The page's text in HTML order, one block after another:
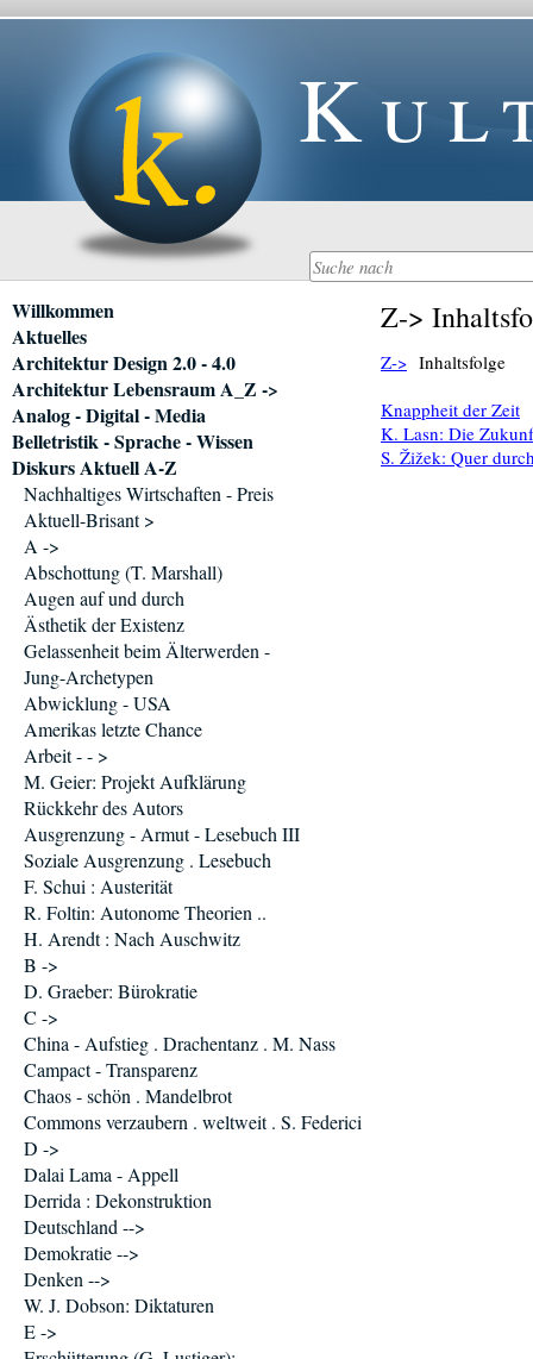
Z->
Z-> Inhaltsfolge
Knappheit der Zeit
K. Lasn: Die
S. Žižek: Quer
Navigation
überspringen
Willkommen
Aktuelles
Architektur Design 2.0 - 4.0
Architektur Lebensraum A_Z ->
Analog - Digital - Media
Belletristik - Sprache - Wissen
Diskurs Aktuell A-Z
Nachhaltiges Wirtschaften - Preis
Aktuell-Brisant >
A ->
Abschottung (T. Marshall)
Augen auf und durch
Ästhetik der Existenz
Gelassenheit beim Älterwerden -
Jung-Archetypen
Abwicklung - USA
Amerikas letzte Chance
Arbeit - - >
M. Geier: Projekt Aufklärung
Rückkehr des Autors
Ausgrenzung - Armut - Lesebuch III
Soziale Ausgrenzung . Lesebuch
F. Schui : Austerität
R. Foltin: Autonome Theorien ..
H. Arendt : Nach Auschwitz
B ->
D. Graeber: Bürokratie
C ->
China - Aufstieg . Drachentanz . M. Nass
Campact - Transparenz
Chaos - schön . Mandelbrot
Commons verzaubern . weltweit . S. Federici
D ->
Dalai Lama - Appell
Derrida : Dekonstruktion
Deutschland -->
Demokratie -->
Denken -->
W. J. Dobson: Diktaturen
E ->